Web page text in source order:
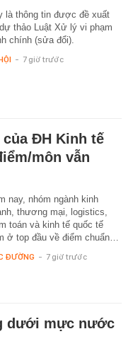
là thông tin được đề xuất
thảo Luật Xử lý vi phạm
chính (sửa đổi).
- 7 giờ trước
ĐH Kinh tế
môn vẫn
nay, nhóm ngành kinh
thương mại, logistics,
toán và kinh tế quốc tế
ở top đầu về điểm chuẩn…
ĐƯỜNG - 7 giờ trước
dưới mực nước